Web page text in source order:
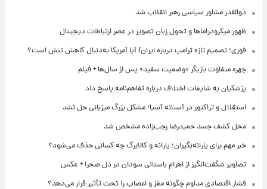
ذوالقدر مشاور سیاسی رهبر انقلاب شد
ظهور میکرودراماها و تحول زبان تصویر در عصر ارتباطات دیجیتال
فوری؛ تصمیم تازه ترامپ درباره ایران/ آیا آمریکا به‌دنبال کاهش تنش است؟
چهره متفاوت بازیگر «وضعیت سفید» پس از سال‌ها + فیلم
پزشکیان به شایعات اختلاف درباره تفاهم‌نامه پاسخ داد
استقلال و تراکتور در آستانه آسیا؛ مشکل بزرگ میزبانی حل نشد
محل کشف جسد حمیدرضا رجب‌زاده مشخص شد
خبر مهم برای یارانه‌بگیران؛ یارانه و کالابرگ چه کسانی حذف می‌شود؟
تصاویر شگفت‌انگیز از اهرام باستانی سودان در دل صحرا + عکس
فشار اقتصادی مداوم چگونه مغز و اعصاب را تحت تأثیر قرار می‌دهد؟